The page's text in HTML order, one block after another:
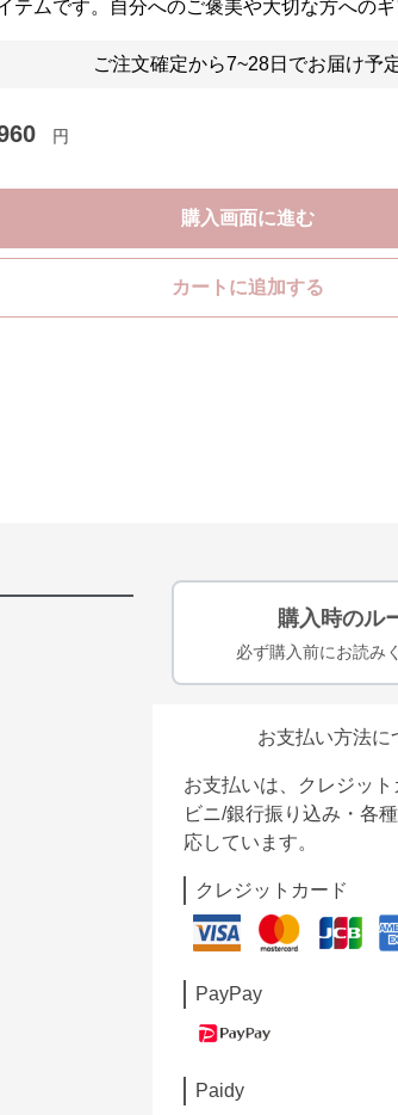
テムです。自分へのご褒美や大切な方へのギ
ご注文確定から7~28日でお届け予
円
購入画面に進む
カートに追加する
購入時のル
必ず購入前にお読み
お支払い方法に
お支払いは、クレジッ
ビニ/銀行振り込み・各
応しています。
クレジットカード
PayPay
Paidy